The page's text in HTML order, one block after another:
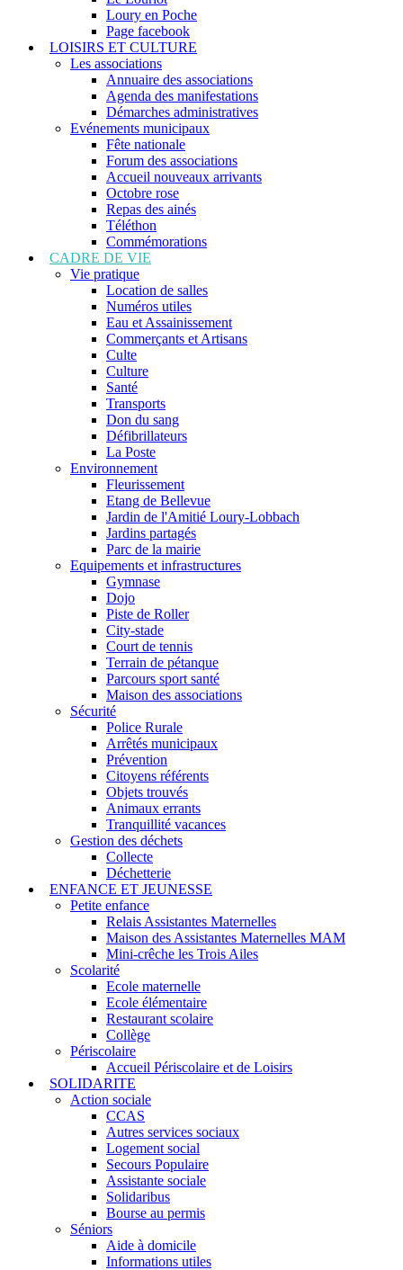
Loury en Poche
Page facebook
LOISIRS ET CULTURE
Les associations
Annuaire des associations
Agenda des manifestations
Démarches administratives
Evénements municipaux
Fête nationale
Forum des associations
Accueil nouveaux arrivants
Octobre rose
Repas des ainés
Téléthon
Commémorations
CADRE DE VIE
Vie pratique
Location de salles
Numéros utiles
Eau et Assainissement
Commerçants et Artisans
Culte
Culture
Santé
Transports
Don du sang
Défibrillateurs
La Poste
Environnement
Fleurissement
Etang de Bellevue
Jardin de l'Amitié Loury-Lobbach
Jardins partagés
Parc de la mairie
Equipements et infrastructures
Gymnase
Dojo
Piste de Roller
City-stade
Court de tennis
Terrain de pétanque
Parcours sport santé
Maison des associations
Sécurité
Police Rurale
Arrêtés municipaux
Prévention
Citoyens référents
Objets trouvés
Animaux errants
Tranquillité vacances
Gestion des déchets
Collecte
Déchetterie
ENFANCE ET JEUNESSE
Petite enfance
Relais Assistantes Maternelles
Maison des Assistantes Maternelles MAM
Mini-crêche les Trois Ailes
Scolarité
Ecole maternelle
Ecole élémentaire
Restaurant scolaire
Collège
Périscolaire
Accueil Périscolaire et de Loisirs
SOLIDARITE
Action sociale
CCAS
Autres services sociaux
Logement social
Secours Populaire
Assistante sociale
Solidaribus
Bourse au permis
Séniors
Aide à domicile
Informations utiles